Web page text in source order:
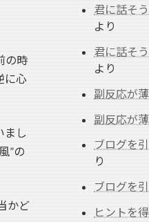
の時
に心
まし
”の
かど
君に話そ
より
君に話そ
より
副反応が
副反応が
ブログを
り
ブログを
ヒントを